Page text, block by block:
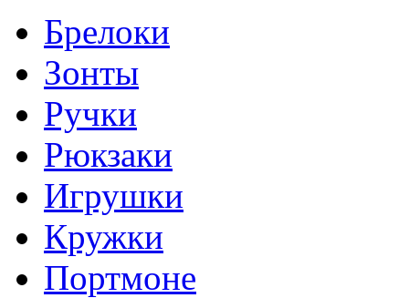
Брелоки
Зонты
Ручки
Рюкзаки
Игрушки
Кружки
Портмоне